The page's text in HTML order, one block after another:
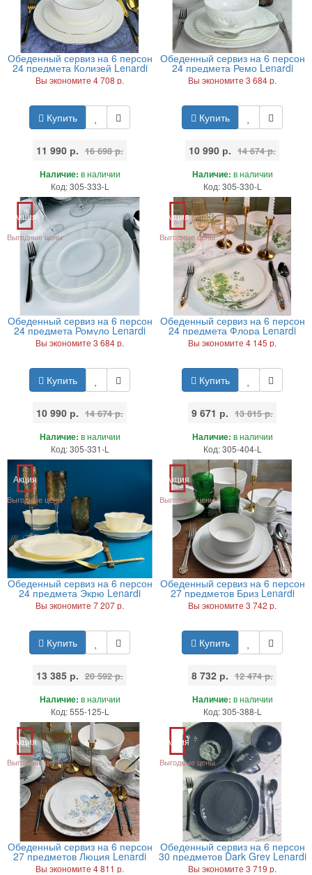
Обеденный сервиз на 6 персон
24 предмета Колизей Lenardi
Вы экономите 4 708 р.
Купить
11 990 р. 16 698 р.
Наличие: в наличии
Код: 305-333-L
Обеденный сервиз на 6 персон
24 предмета Ремо Lenardi
Вы экономите 3 684 р.
Купить
10 990 р. 14 674 р.
Наличие: в наличии
Код: 305-330-L
Акция
Выгодные цены
Обеденный сервиз на 6 персон
24 предмета Ромуло Lenardi
Вы экономите 3 684 р.
Купить
10 990 р. 14 674 р.
Наличие: в наличии
Код: 305-331-L
Акция
Выгодные цены
Обеденный сервиз на 6 персон
24 предмета Флора Lenardi
Вы экономите 4 145 р.
Купить
9 671 р. 13 815 р.
Наличие: в наличии
Код: 305-404-L
Акция
Выгодные цены
Обеденный сервиз на 6 персон
24 предмета Экрю Lenardi
Вы экономите 7 207 р.
Купить
13 385 р. 20 592 р.
Наличие: в наличии
Код: 555-125-L
Акция
Выгодные цены
Обеденный сервиз на 6 персон
27 предметов Бриз Lenardi
Вы экономите 3 742 р.
Купить
8 732 р. 12 474 р.
Наличие: в наличии
Код: 305-388-L
Акция
Выгодные цены
Обеденный сервиз на 6 персон
27 предметов Люция Lenardi
Вы экономите 4 811 р.
Акция
Выгодные цены
Обеденный сервиз на 6 персон
30 предметов Dark Grey Lenardi
Вы экономите 3 719 р.